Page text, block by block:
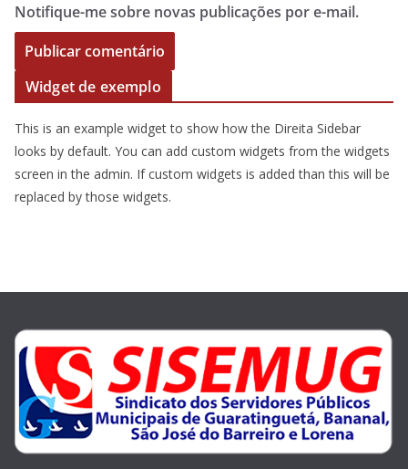
Notifique-me sobre novas publicações por e-mail.
Widget de exemplo
This is an example widget to show how the Direita Sidebar
looks by default. You can add custom widgets from the widgets
screen in the admin. If custom widgets is added than this will be
replaced by those widgets.